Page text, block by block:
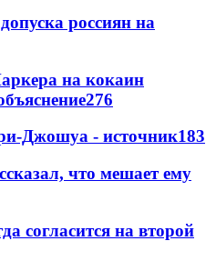
россиян на
на кокаин
276
Джошуа - источник183
что мешает ему
согласится на второй